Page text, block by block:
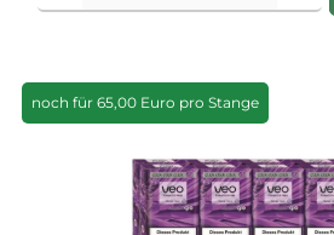
noch für 65,00 Euro pro Stange